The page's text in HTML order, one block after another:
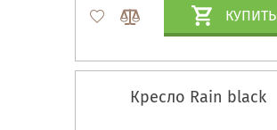
КУПИТЬ
Кресло Rain black